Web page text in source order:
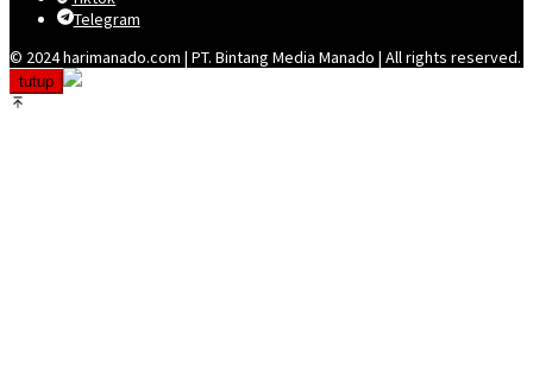
Telegram
© 2024 harimanado.com | PT. Bintang Media Manado | All rights reserved.
tutup